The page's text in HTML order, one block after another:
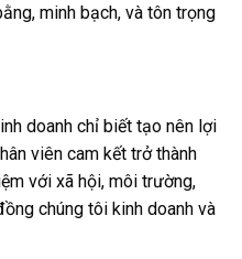
minh bạch, và tôn trọng
doanh chỉ biết tạo nên lợi
viên cam kết trở thành
với xã hội, môi trường,
chúng tôi kinh doanh và